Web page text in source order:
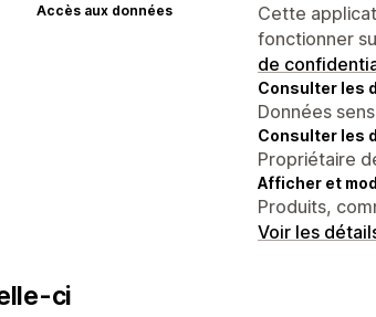
Accès aux données
Cette
fonctionner
de
Consulter les
Données
Consulter les
Propriétaire
Afficher et
Produits,
Voir les
ci